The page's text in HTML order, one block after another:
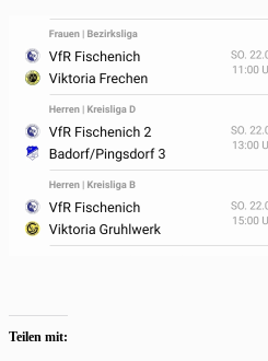
Teilen mit: